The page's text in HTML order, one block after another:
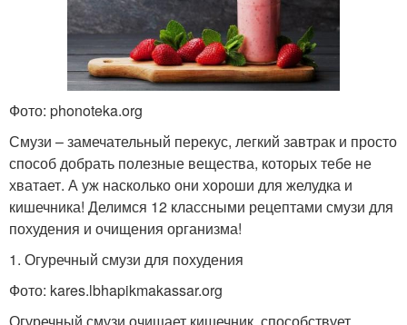
Фото: phonoteka.org
Смузи – замечательный перекус, легкий завтрак и просто
способ добрать полезные вещества, которых тебе не
хватает. А уж насколько они хороши для желудка и
кишечника! Делимся 12 классными рецептами смузи для
похудения и очищения организма!
1. Огуречный смузи для похудения
Фото: kares.lbhapikmakassar.org